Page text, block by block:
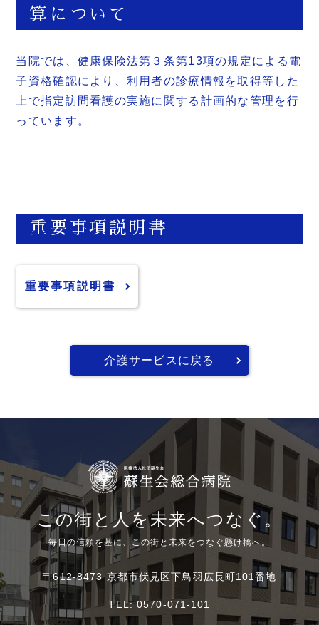
算について
当院では、健康保険法第３条第13項の規定による電
子資格確認により、利用者の診療情報を取得等した
上で指定訪問看護の実施に関する計画的な管理を行
っています。
重要事項説明書
重要事項説明書
介護サービスに戻る
この街と人を未来へつなぐ。
毎日の信頼を基に、この街と未来をつなぐ懸け橋へ。
〒612-8473 京都市伏見区下鳥羽広長町101番地
TEL:0570-071-101